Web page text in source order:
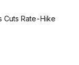
Cuts Rate-Hike